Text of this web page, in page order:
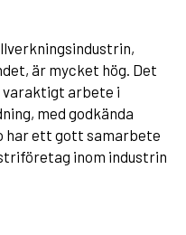
är mycket hög. Det
arbete i
med godkända
har ett gott samarbete
inom industrin